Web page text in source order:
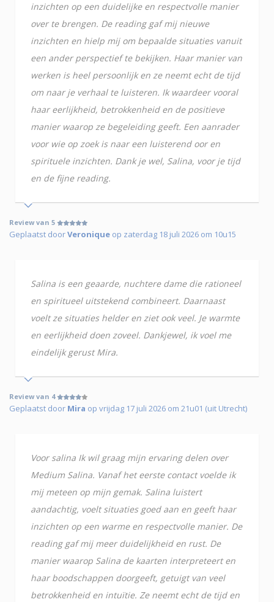
inzichten op een duidelijke en respectvolle manier
over te brengen. De reading gaf mij nieuwe
inzichten en hielp mij om bepaalde situaties vanuit
een ander perspectief te bekijken. Haar manier van
werken is heel persoonlijk en ze neemt echt de tijd
om naar je verhaal te luisteren. Ik waardeer vooral
haar eerlijkheid, betrokkenheid en de positieve
manier waarop ze begeleiding geeft. Een aanrader
voor wie op zoek is naar een luisterend oor en
spirituele inzichten. Dank je wel, Salina, voor je tijd
en de fijne reading.
Review van 5
Geplaatst doorVeronique op zaterdag 18 juli 2026 om 10u15
Salina is een geaarde, nuchtere dame die rationeel
en spiritueel uitstekend combineert. Daarnaast
voelt ze situaties helder en ziet ook veel. Je warmte
en eerlijkheid doen zoveel. Dankjewel, ik voel me
eindelijk gerust Mira.
Review van 4
Geplaatst door Mira op vrijdag 17 juli 2026 om 21u01 (uit Utrecht)
Voor salina Ik wil graag mijn ervaring delen over
Medium Salina. Vanaf het eerste contact voelde ik
mij meteen op mijn gemak. Salina luistert
aandachtig, voelt situaties goed aan en geeft haar
inzichten op een warme en respectvolle manier. De
reading gaf mij meer duidelijkheid en rust. De
manier waarop Salina de kaarten interpreteert en
haar boodschappen doorgeeft, getuigt van veel
betrokkenheid en intuïtie. Ze neemt echt de tijd en